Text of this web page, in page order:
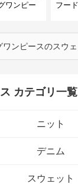
ワンピー
フー
ワンピースのスウ
カテゴリ一覧
ニット
デニム
スウェット